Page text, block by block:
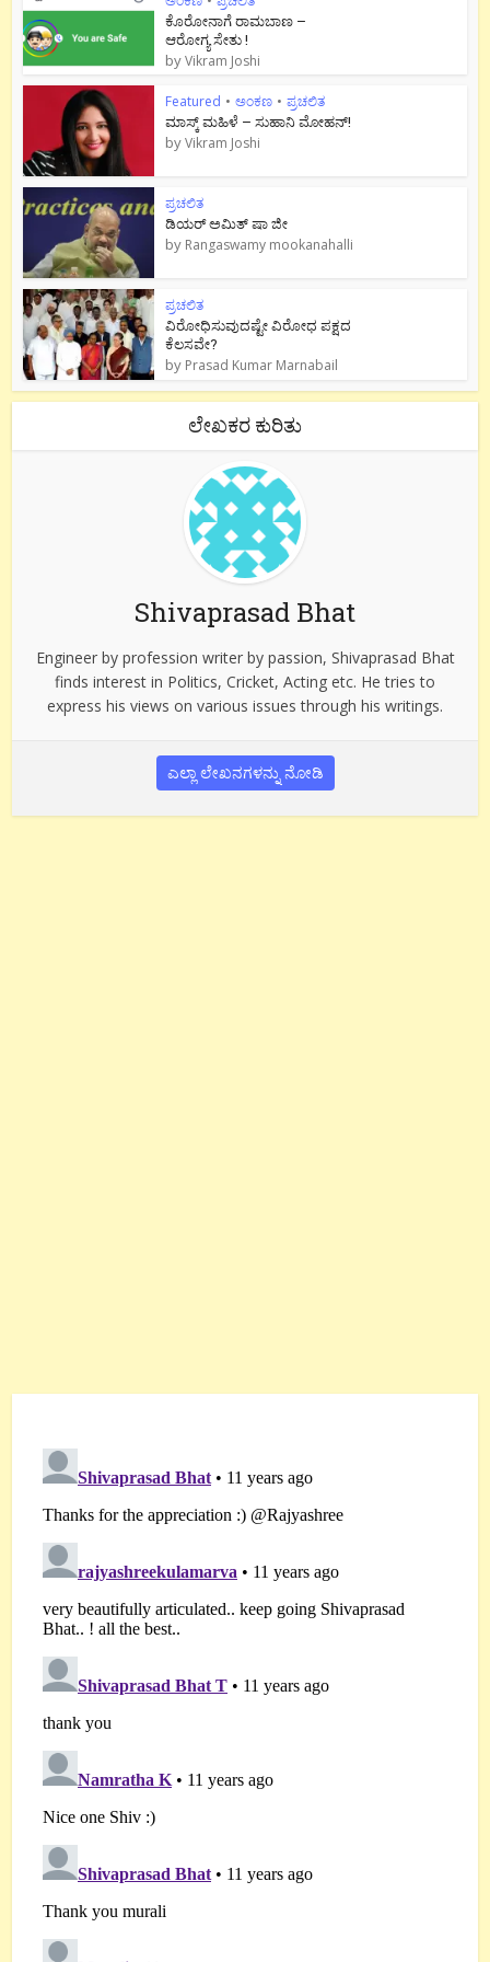
ಕೊರೋನಾಗೆ ರಾಮಬಾಣ –
ಆರೋಗ್ಯ ಸೇತು !
byVikram Joshi
Featured • ಅಂಕಣ • ಪ್ರಚಲಿತ
ಮಾಸ್ಕ್ ಮಹಿಳೆ – ಸುಹಾನಿ ಮೋಹನ್!
byVikram Joshi
ಪ್ರಚಲಿತ
ಡಿಯರ್ ಅಮಿತ್ ಷಾ ಜೀ
by Rangaswamy mookanahalli
ಪ್ರಚಲಿತ
ವಿರೋಧಿಸುವುದಷ್ಟೇ ವಿರೋಧ ಪಕ್ಷದ
ಕೆಲಸವೇ?
by Prasad Kumar Marnabail
ಲೇಖಕರ ಕುರಿತು
Shivaprasad Bhat
Engineer by profession writer by passion, Shivaprasad Bhat
finds interest in Politics, Cricket, Acting etc. He tries to
express his views on various issues through his writings.
ಎಲ್ಲಾ ಲೇಖನಗಳನ್ನು ನೋಡಿ